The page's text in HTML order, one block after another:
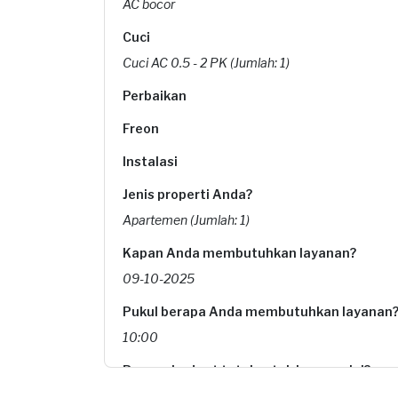
AC bocor
Cuci
Cuci AC 0.5 - 2 PK (Jumlah: 1)
Perbaikan
Freon
Instalasi
Jenis properti Anda?
Apartemen (Jumlah: 1)
Kapan Anda membutuhkan layanan?
09-10-2025
Pukul berapa Anda membutuhkan layanan?
10:00
Berapa budget total untuk layanan ini?